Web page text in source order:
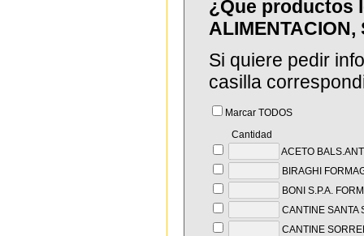
¿Que productos
ALIMENTACION,
Si quiere pedir
casilla
Marcar TODOS
Cantidad
ACETO
BIRAGHI
BONI S.P.A.
CANTINE SANTA
CANTINE